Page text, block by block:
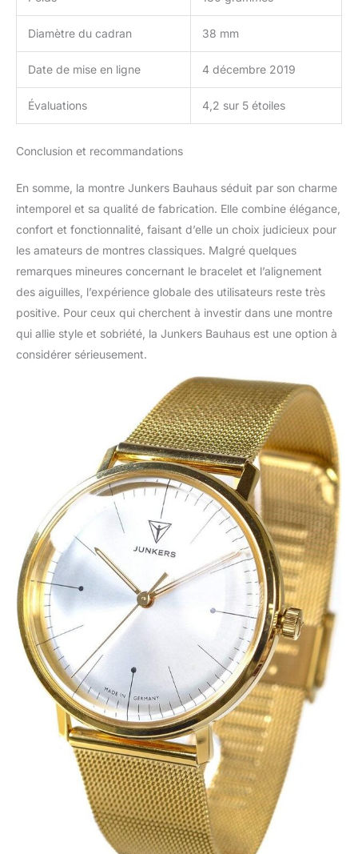
Diamètre du cadran 38 mm
Date de mise en ligne 4 décembre 2019
Évaluations 4,2 sur 5 étoiles
Conclusion et recommandations
En somme, la montre Junkers Bauhaus séduit par son charme
intemporel et sa qualité de fabrication. Elle combine élégance,
confort et fonctionnalité, faisant d’elle un choix judicieux pour
les amateurs de montres classiques. Malgré quelques
remarques mineures concernant le bracelet et l’alignement
des aiguilles, l’expérience globale des utilisateurs reste très
positive. Pour ceux qui cherchent à investir dans une montre
qui allie style et sobriété, la Junkers Bauhaus est une option à
considérer sérieusement.